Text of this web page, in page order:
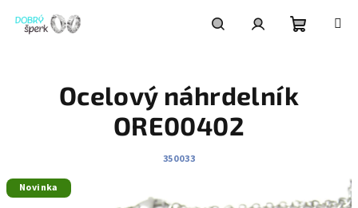
obsah
košík
Ocelový náhrdelník
ORE00402
350033
Novinka